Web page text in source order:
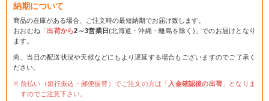
納期について
商品の在庫がある場合、ご注文時の最短納期でお届け致します。
おおむね「出荷から2～3営業日(北海道・沖縄・離島を除く)」でのお届けとなり
ます。
尚、当日の配送状況や天候などにもより遅延する場合もございますのでご了承く
ださい。
前払い（銀行振込・郵便振替）でご注文の方は「 入金確認後の出荷 」となりま
すのでご注意下さい。